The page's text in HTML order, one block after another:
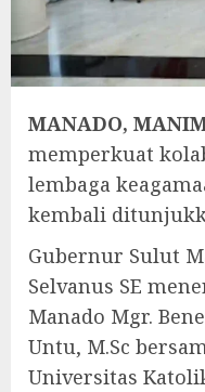
MANADO,
memperkuat
lembaga
kembali
Gubernur Sulut
Selvanus SE
Manado Mgr.
Untu, M.Sc
Universitas